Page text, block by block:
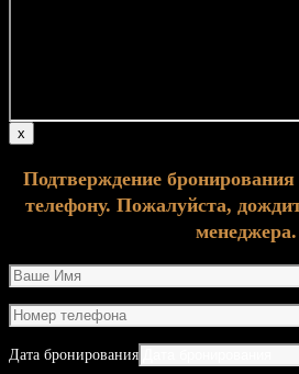
х
Подтверждение бронирования
телефону. Пожалуйста,
менеджера.
Дата бронирования